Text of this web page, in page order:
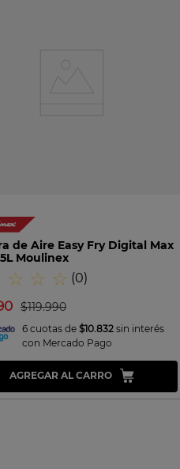
de Aire Easy Fry Digital Max
Moulinex
☆ ☆ ☆ (0)
$119.990
6 cuotas de $10.832 sin interés
con Mercado Pago
AGREGAR AL CARRO